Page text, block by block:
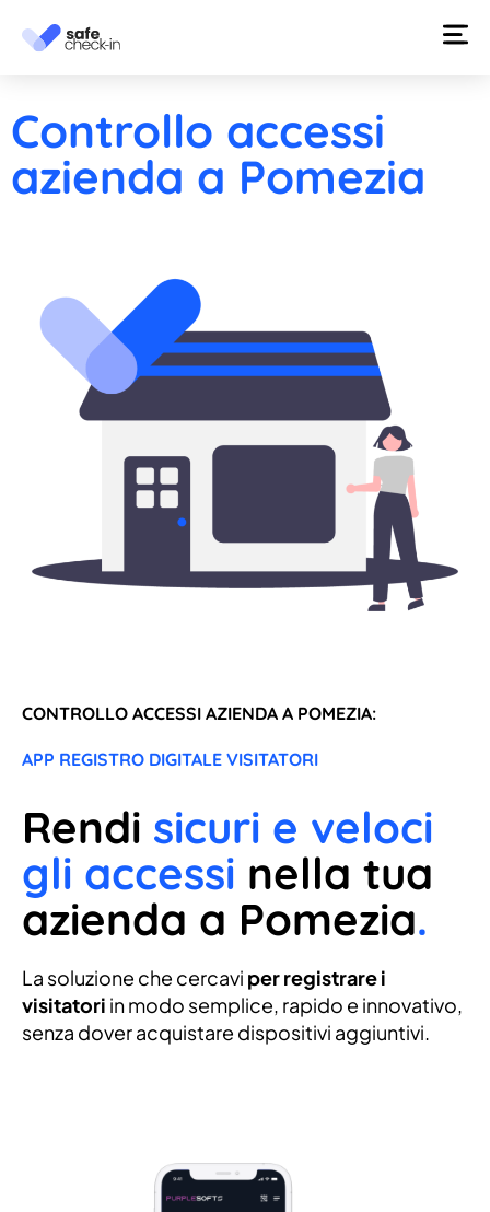
Controllo accessi
azienda a Pomezia
CONTROLLO ACCESSI AZIENDA A POMEZIA:
APP REGISTRO DIGITALE VISITATORI
Rendi sicuri e veloci
gli accessi nella tua
azienda a Pomezia.
La soluzione che cercavi per registrare i
visitatori in modo semplice, rapido e innovativo,
senza dover acquistare dispositivi aggiuntivi.